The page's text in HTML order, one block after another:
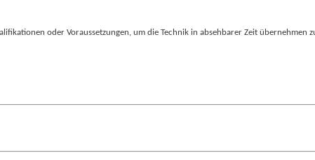
oder Voraussetzungen, um die Technik in absehbarer Zeit übernehmen